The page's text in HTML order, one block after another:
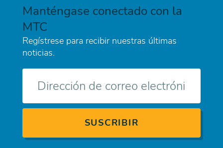
Manténgase conectado con la
MTC
Regístrese para recibir nuestras últimas
noticias.
electrónico